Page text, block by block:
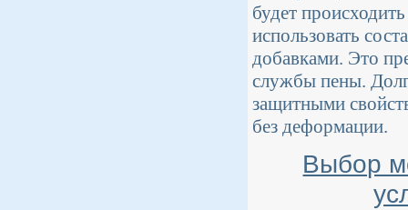
будет
использовать
добавками. Это
службы пены.
защитными
без деформации.
Выбор